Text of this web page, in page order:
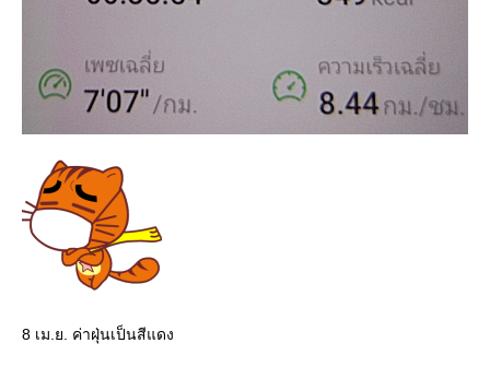
8 เม.ย. ค่าฝุ่นเป็นสีแดง